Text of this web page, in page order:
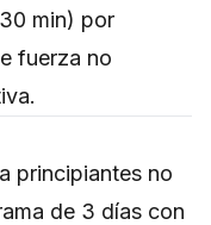
min) por
fuerza no
principiantes no
de 3 días con